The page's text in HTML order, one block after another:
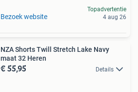
Bezoek website
Topadvertentie
4 aug 26
NZA Shorts Twill Stretch Lake Navy
maat 32 Heren
€ 55,95 Details